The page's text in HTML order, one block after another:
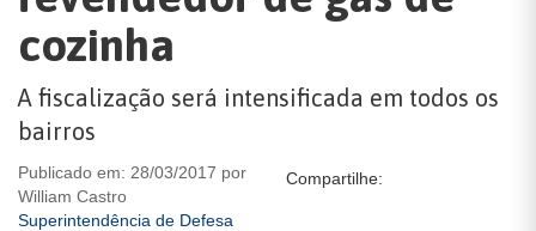
cozinha
A fiscalização será intensificada em todos os
bairros
Publicado em: 28/03/2017 por
William Castro
Superintendência de Defesa
Compartilhe: